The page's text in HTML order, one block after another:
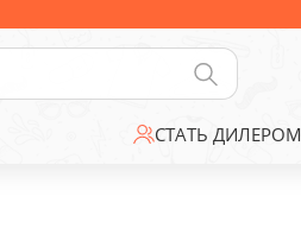
СТАТЬ ДИЛЕРОМ